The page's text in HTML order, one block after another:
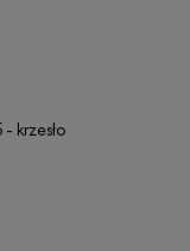
krzesło